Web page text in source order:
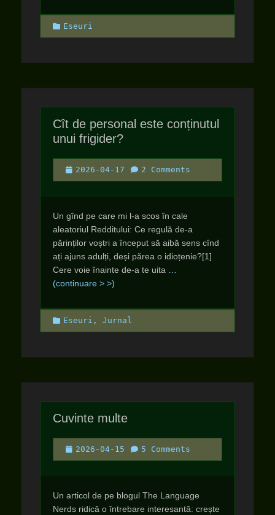
Categories
Eseuri
Cît de personal este conținutul
unui frigider?
Posted
on
2026-04-17 2 Comments
Un gînd pe care mi l-a scos în cale
aleatoriul Redditului: Ce regulă de-a
părinților voștri a început să aibă sens cînd
ați ajuns adulți, deși părea o idioțenie?[1]
Cere voie înainte de-a te uita
(continuare > >)
Categories
Eseuri , Jurnal
Cuvinte multe
Posted
on
2026-04-15 5 Comments
Un articol de pe blogul The Language
Nerds ridică o întrebare interesantă: crește